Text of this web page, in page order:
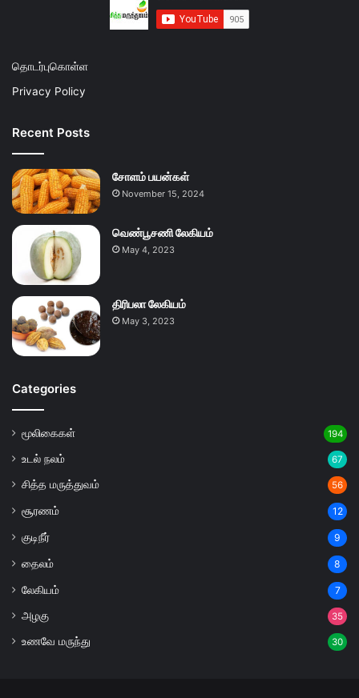
தொடர்புகொள்ள
Privacy Policy
Recent Posts
சோளம் பயன்கள்
November 15, 2024
வெண்பூசணி லேகியம்
May 4, 2023
திரிபலா லேகியம்
May 3, 2023
Categories
மூலிகைகள் 194
உடல் நலம் 67
சித்த மருத்துவம் 56
சூரணம் 12
குடிநீர் 9
தைலம் 8
லேகியம் 7
அழகு 35
உணவே மருந்து 30